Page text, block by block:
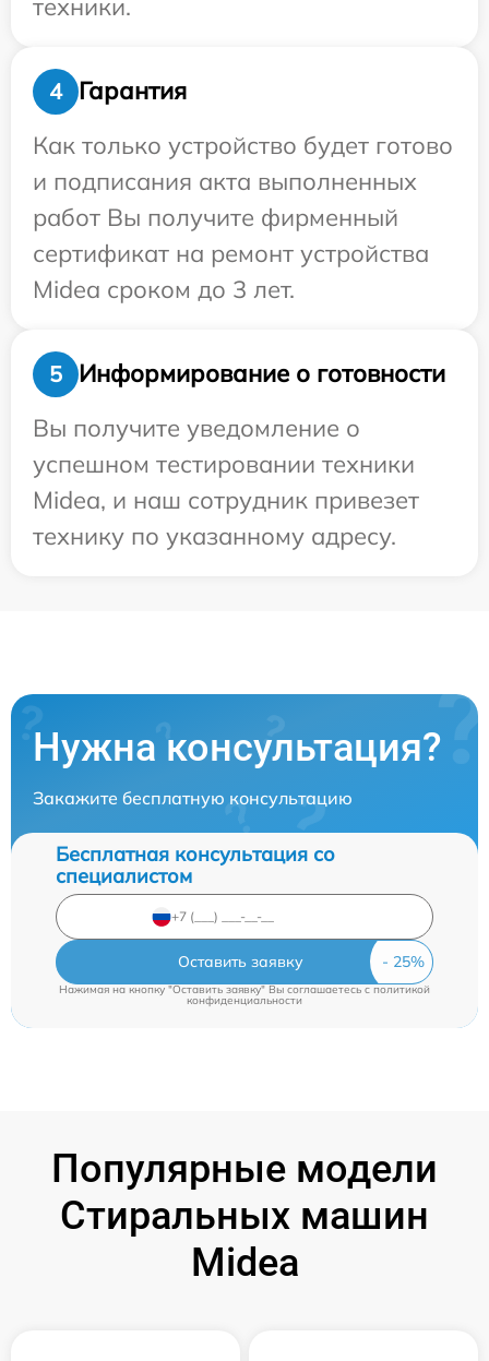
техники.
4
Гарантия
Как только устройство будет готово
и подписания акта выполненных
работ Вы получите фирменный
сертификат на ремонт устройства
Midea сроком до 3 лет.
5
Информирование о готовности
Вы получите уведомление о
успешном тестировании техники
Midea, и наш сотрудник привезет
технику по указанному адресу.
Нужна консультация?
Закажите бесплатную консультацию
Бесплатная консультация со
специалистом
Оставить заявку
Нажимая на кнопку "Оставить заявку" Вы соглашаетесь cполитикой
конфиденциальности
Популярные модели
Стиральных машин
Midea